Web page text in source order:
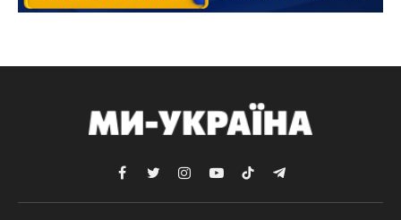
FacebookTwitterInstagramYouTubeTikTokTelegram